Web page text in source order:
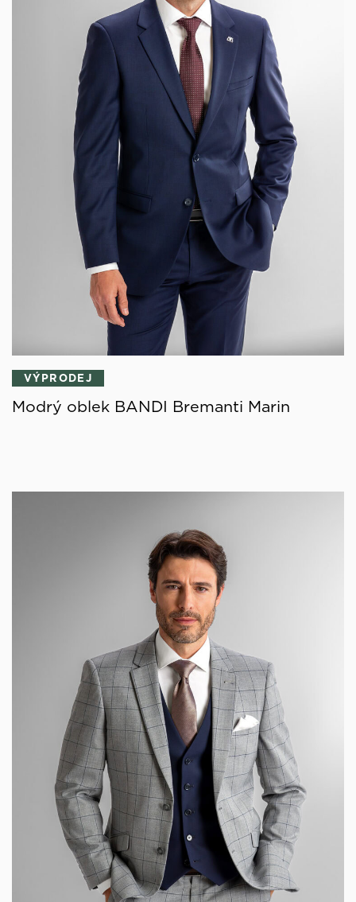
VÝPRODEJ
Modrý oblek BANDI Bremanti Marin